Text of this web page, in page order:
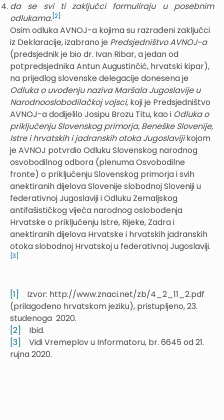
da se svi ti zaključci formuliraju u posebnim
odlukama. [2]
Osim odluka AVNOJ-a kojima su razrađeni zaključci
iz Deklaracije, izabrano je Predsjedništvo AVNOJ-a
(predsjednik je bio dr. Ivan Ribar, a jedan od
potpredsjednika Antun Augustinčić, hrvatski kipar),
na prijedlog slovenske delegacije donesena je
Odluka o uvođenju naziva Maršala Jugoslavije u
Narodnooslobodilačkoj vojsci, koji je Predsjedništvo
AVNOJ-a dodijelilo Josipu Brozu Titu, kao i Odluka o
priključenju Slovenskog primorja, Beneške Slovenije,
Istre i hrvatskih i jadranskih otoka Jugoslavijikojom
je AVNOJ potvrdio Odluku Slovenskog narodnog
osvobodilnog odbora (plenuma Osvobodilne
fronte) o priključenju Slovenskog primorja i svih
anektiranih dijelova Slovenije slobodnoj Sloveniji u
federativnoj Jugoslaviji i Odluku Zemaljskog
antifašističkog vijeća narodnog oslobođenja
Hrvatske o priključenju Istre, Rijeke, Zadra i
anektiranih dijelova Hrvatske i hrvatskih jadranskih
otoka slobodnoj Hrvatskoj u federativnoj Jugoslaviji.
[3]
[1]
Izvor: http://www.znaci.net/zb/4_2_11_2.pdf
(prilagođeno hrvatskom jeziku), pristupljeno, 23.
studenoga 2020.
[2]
Ibid.
[3]
Vidi Vremeplov u Informatoru, br. 6645 od 21.
rujna 2020.